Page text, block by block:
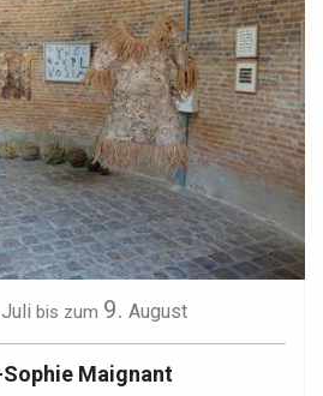
Juli bis zum 9. August
Maignant